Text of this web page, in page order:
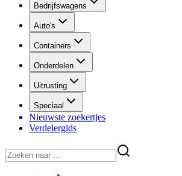
Bedrijfswagens
Auto's
Containers
Onderdelen
Uitrusting
Speciaal
Nieuwste zoekertjes
Verdelergids